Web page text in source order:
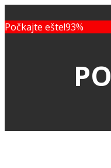
Počkajte ešte!93%